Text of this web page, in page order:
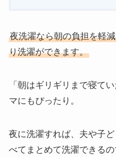
夜洗濯なら朝の負担を軽
り洗濯ができます。
「朝はギリギリまで寝て
マにもぴったり。
夜に洗濯すれば、夫や子
べてまとめて洗濯できる